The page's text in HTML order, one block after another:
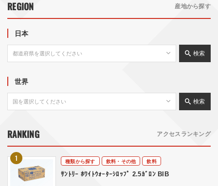
REGION 産地から探す
日本
検索
世界
検索
RANKING アクセスランキング
種類から探す 飲料・その他
飲料
ｻﾝﾄﾘｰ ﾎﾜｲﾄｳｫｰﾀｰｼﾛｯﾌﾟ 2.5ｶﾞﾛﾝ BIB